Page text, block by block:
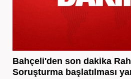
Bahçeli'den son dakika
Soruşturma başlatılması